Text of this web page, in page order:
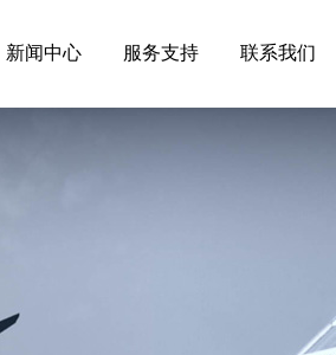
新闻中心 服务支持 联系我们